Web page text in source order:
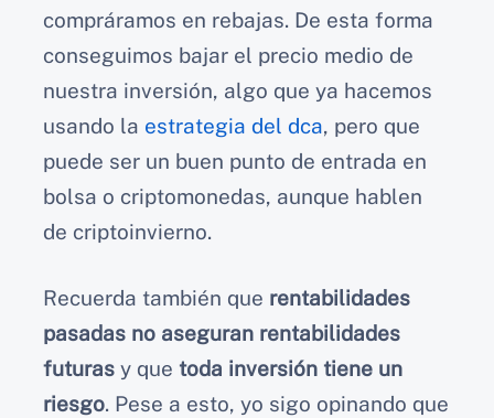
compráramos en rebajas. De esta forma
conseguimos bajar el precio medio de
nuestra inversión, algo que ya hacemos
usando la estrategia del dca, pero que
puede ser un buen punto de entrada en
bolsa o criptomonedas, aunque hablen
de criptoinvierno.
Recuerda también que rentabilidades
pasadas no aseguran rentabilidades
futuras y que toda inversión tiene un
riesgo. Pese a esto, yo sigo opinando que